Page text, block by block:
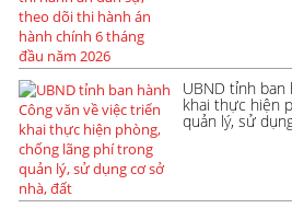
UBND tỉnh ban
khai thực hiện
quản lý, sử